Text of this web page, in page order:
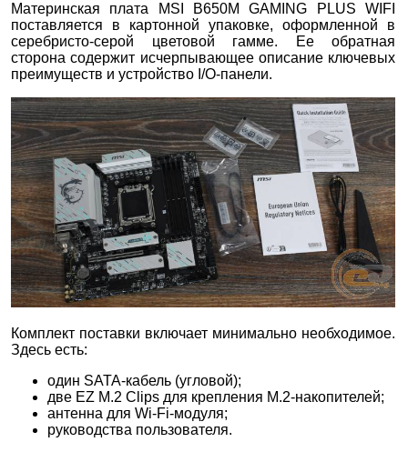
Материнская плата MSI B650M GAMING PLUS WIFI
поставляется в картонной упаковке, оформленной в
серебристо-серой цветовой гамме. Ее обратная
сторона содержит исчерпывающее описание ключевых
преимуществ и устройство I/O-панели.
Комплект поставки включает минимально необходимое.
Здесь есть:
один SATA-кабель (угловой);
две EZ M.2 Clips для крепления M.2-накопителей;
антенна для Wi-Fi-модуля;
руководства пользователя.